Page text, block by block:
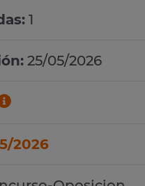
1
25/05/2026
2026